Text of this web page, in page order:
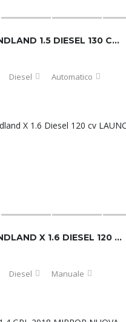
OPEL GRANDLAND 1.5 DIESEL 130 CV ULTIMATE 10/2022
Diesel Automatico
OPEL GRANDLAND X 1.6 DIESEL 120 CV LAUNCH EDITION
Diesel Manuale